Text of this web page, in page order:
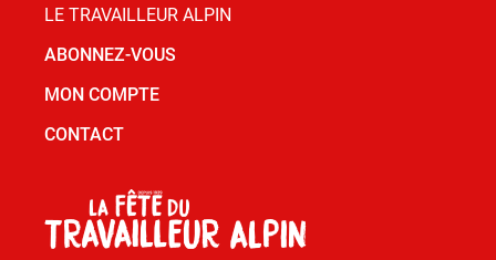
LE TRAVAILLEUR ALPIN
ABONNEZ-VOUS
MON COMPTE
CONTACT